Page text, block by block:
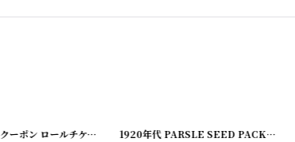
] ヴィンテージクーポン ロールチケット＜ダブル＞ 10枚SET [20200617-5] 1920年代 PARSLE SEED PACKAGE